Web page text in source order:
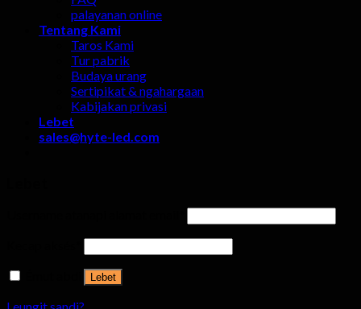
palayanan online
Tentang Kami
Taros Kami
Tur pabrik
Budaya urang
Sertipikat & ngahargaan
Kabijakan privasi
Lebet
sales@hyte-led.com
Lebet